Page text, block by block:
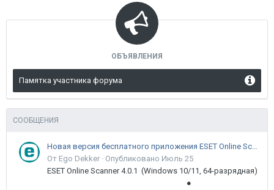
ОБЪЯВЛЕНИЯ
Памятка участника форума
СООБЩЕНИЯ
Новая версия бесплатного приложения ESET Online Scanner доступна пользователям
От Ego Dekker · Опубликовано Июль 25
ESET Online Scanner 4.0.1 (Windows 10/11, 64-разрядная)
●